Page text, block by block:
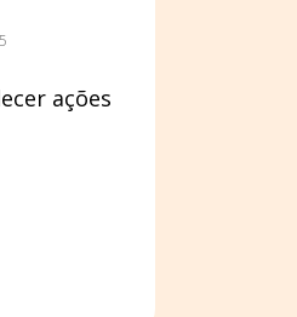
ações